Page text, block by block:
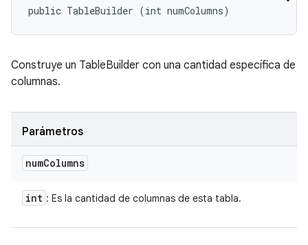
public TableBuilder (int numColumns)
Construye un TableBuilder con una cantidad específica de
columnas.
Parámetros
numColumns
int : Es la cantidad de columnas de esta tabla.